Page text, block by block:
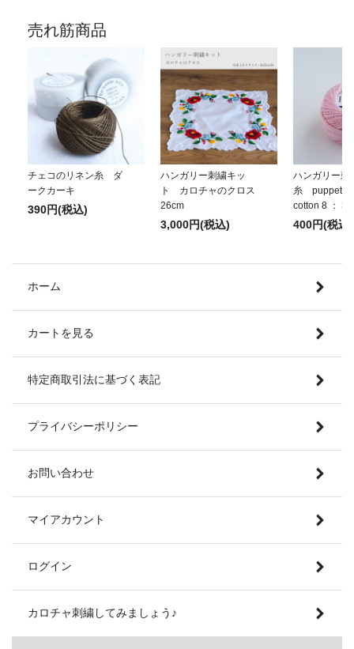
売れ筋商品
チェコのリネン糸 ダ
ークカーキ
390円(税込)
ハンガリー刺繍キッ
ト カロチャのクロス
26cm
3,000円(税込)
ハンガリー刺
糸 puppets
cotton 8 ：
400円(税込)
ホーム
カートを見る
特定商取引法に基づく表記
プライバシーポリシー
お問い合わせ
マイアカウント
ログイン
カロチャ刺繍してみましょう♪